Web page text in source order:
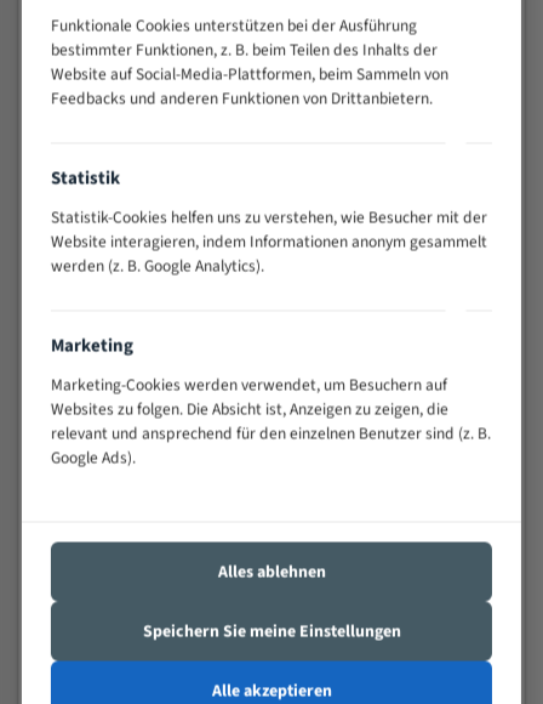
> 500
0,75/1,25
Vorteile:
Widerstandsfähig gegen Zahnbruch auch bei
schwierigen Werkstücken (Materialmischung,
wechselnde Verbindungslängen)
Sehr geringe Vibration
Technische Beschreibung:
Positiver Spanwinkel
Bandkörper aus hochlegiertem Federstahl
Speziell entwickelt für Profile / Rohre
Funktionale Cookies unterstützen bei der Ausführung
bestimmter Funktionen, z. B. beim Teilen des Inhalts der
Website auf Social-Media-Plattformen, beim Sammeln von
Feedbacks und anderen Funktionen von Drittanbietern.
Statistik
Statistik-Cookies helfen uns zu verstehen, wie Besucher mit der
Website interagieren, indem Informationen anonym gesammelt
werden (z. B. Google Analytics).
Marketing
Marketing-Cookies werden verwendet, um Besuchern auf
Websites zu folgen. Die Absicht ist, Anzeigen zu zeigen, die
relevant und ansprechend für den einzelnen Benutzer sind (z. B.
Google Ads).
Alles ablehnen
Speichern Sie meine Einstellungen
Alle akzeptieren